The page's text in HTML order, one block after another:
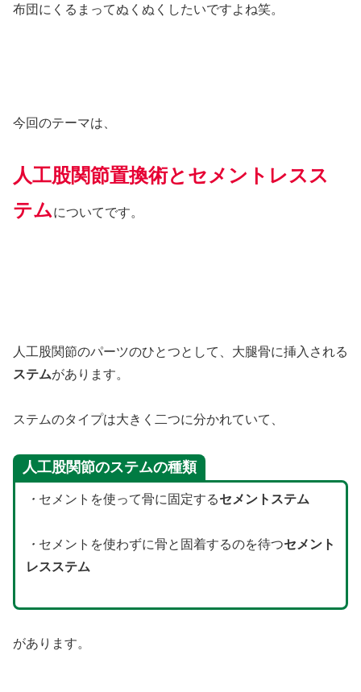
布団にくるまってぬくぬくしたいですよね笑。
今回のテーマは、
人工股関節置換術とセメントレスス
テムについてです。
人工股関節のパーツのひとつとして、大腿骨に挿入される
ステムがあります。
ステムのタイプは大きく二つに分かれていて、
人工股関節のステムの種類
・ セメントを使って骨に固定するセメントステム
・ セメントを使わずに骨と固着するのを待つセメント
レスステム
があります。